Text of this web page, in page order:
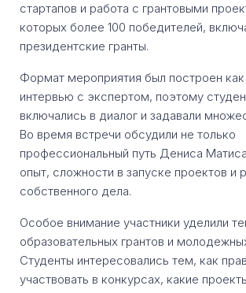
стартапов и работа с грантовыми
которых более 100 победителей,
президентские гранты.
Формат мероприятия был построен
интервью с экспертом, поэтому
включались в диалог и задавали
Во время встречи обсудили не только
профессиональный путь Дениса
опыт, сложности в запуске проектов и
собственного дела.
Особое внимание участники уделили
образовательных грантов и
Студенты интересовались тем, как
участвовать в конкурсах, какие